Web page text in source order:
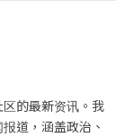
的最新资讯。我
道，涵盖政治、